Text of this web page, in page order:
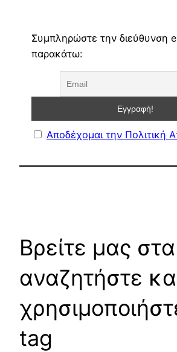
Συμπληρώστε την διεύθυνση
παρακάτω:
Αποδέχομαι την Πολιτική
Βρείτε μας
αναζητήστε
tag